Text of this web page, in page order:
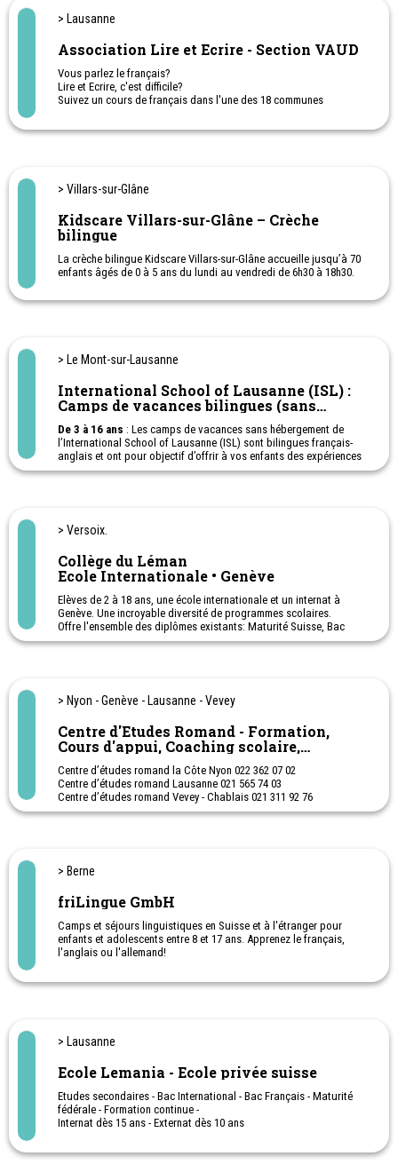
> Lausanne
Association Lire et Ecrire - Section VAUD
Vous parlez le français?
Lire et Ecrire, c'est difficile?
Suivez un cours de français dans l'une des 18 communes
> Villars-sur-Glâne
Kidscare Villars-sur-Glâne – Crèche
bilingue
La crèche bilingue Kidscare Villars-sur-Glâne accueille jusqu’à 70
enfants âgés de 0 à 5 ans du lundi au vendredi de 6h30 à 18h30.
> Le Mont-sur-Lausanne
International School of Lausanne (ISL) :
Camps de vacances bilingues (sans
hébergement)
De 3 à 16 ans : Les camps de vacances sans hébergement de
l’International School of Lausanne (ISL) sont bilingues français-
anglais et ont pour objectif d’offrir à vos enfants des expériences
de vacances sûres, ludiques et enrichissantes.
air et à l’exploration de la nature.
> Versoix.
Collège du Léman
Ecole Internationale • Genève
Elèves de 2 à 18 ans, une école internationale et un internat à
Genève. Une incroyable diversité de programmes scolaires.
Offre l'ensemble des diplômes existants: Maturité Suisse, Bac
français, Bac international et High School Diploma. Plus de 110
été. (Musique, bricolage, peinture, cuisine, jeux olympiques,
chasse au trésor et une excursion en forêt.)
> Nyon - Genève - Lausanne - Vevey
Centre d'Etudes Romand - Formation,
Cours d'appui, Coaching scolaire,
Préparations aux examens
Centre d’études romand la Côte Nyon 022 362 07 02
Centre d’études romand Lausanne 021 565 74 03
Centre d’études romand Vevey - Chablais 021 311 92 76
Centre d’études Genève 022 738 18 02
école publique) Cours individuels pour adulte, expatriés
Cours de langues, math, physique, chimie, économie, comptabilité.
Cours à domicile La Côte et Lausanne
> Berne
friLingue GmbH
Camps et séjours linguistiques en Suisse et à l'étranger pour
enfants et adolescents entre 8 et 17 ans. Apprenez le français,
l'anglais ou l'allemand!
> Lausanne
Ecole Lemania - Ecole privée suisse
Etudes secondaires - Bac International - Bac Français - Maturité
fédérale - Formation continue -
Internat dès 15 ans - Externat dès 10 ans
Activités de vacances en journée, avec ou sans internat